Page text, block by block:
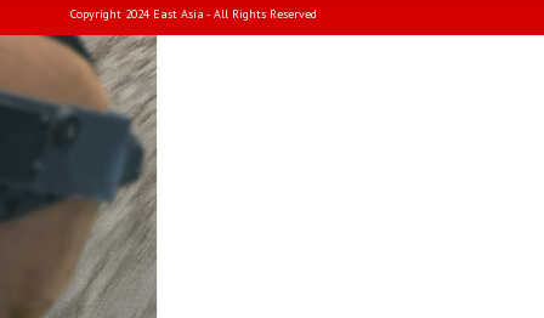
Copyright 2024 East Asia - All Rights Reserved